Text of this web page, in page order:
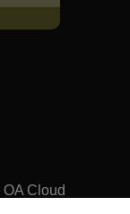
OA Cloud